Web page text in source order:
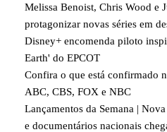
Melissa Benoist, Chris Wood e
protagonizar novas séries em
Disney+ encomenda piloto
Earth' do EPCOT
Confira o que está confirmado
ABC, CBS, FOX e NBC
Lançamentos da Semana |
e documentários nacionais